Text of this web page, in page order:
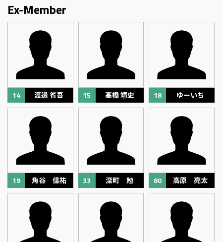
Ex-Member
14 渡邉 省吾 15 高橋 靖史 18 ゆーいち
19 角谷 佳祐 33 深町 勉 80 高原 亮太